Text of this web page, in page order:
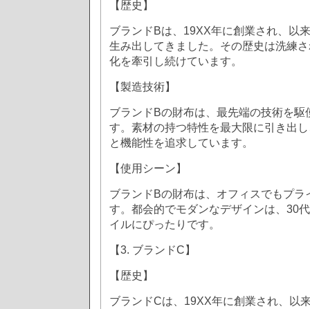
【歴史】
ブランドBは、19XX年に創業され、以
生み出してきました。その歴史は洗練
化を牽引し続けています。
【製造技術】
ブランドBの財布は、最先端の技術を駆
す。素材の持つ特性を最大限に引き出
と機能性を追求しています。
【使用シーン】
ブランドBの財布は、オフィスでもプラ
す。都会的でモダンなデザインは、30
イルにぴったりです。
【3. ブランドC】
【歴史】
ブランドCは、19XX年に創業され、以